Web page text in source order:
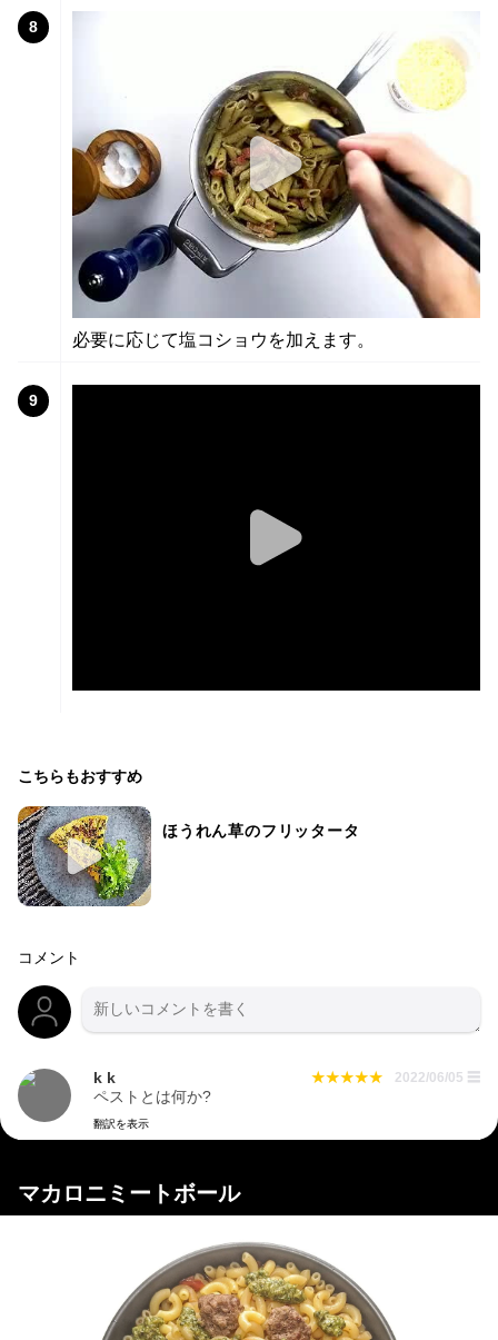
8
必要に応じて塩コショウを加えます。
9
こちらもおすすめ
ほうれん草のフリッタータ
コメント
k k 2022/06/05 ☰
ペストとは何か?
翻訳を表示
マカロニミートボール